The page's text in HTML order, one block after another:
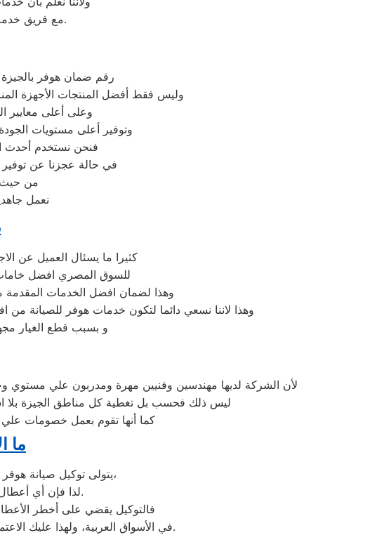
مع فريق خدمة العملاء لدينا على فروعنا هوفر المتوافر على موقعنا الالكتروني.
رقم ضمان هوفر
وليس فقط أفضل المنتجات الأجهزة
وعلى أعلى معايير
وتوفير أعلى مستويات
فنحن نستخدم أحدث
في حالة عجزنا عن توفير
من حيث
نعمل
كثيرا ما يسئال العميل عن
للسوق المصري افضل خامات
وهذا لضمان افضل الخدمات المقدمة
وهذا لاننا نسعي دائما لتكون خدمات هوفر للصيانة من
و بسبب قطع الغيار
لأن الشركة لديها مهندسين وفنيين مهرة ومدربون علي مستوي
ليس ذلك فحسب بل تغطية كل مناطق الجيزة بلا
كما أنها تقوم بعمل خصومات علي
ما
يتولى توكيل صيانة هوفر خدمة تصليح جميع أعطال أجهزة هوفر من ثلاجات وغسالات وديب فريزرات،
لذا فإن أي أعطال ستواجهك في جهازك سيتغلب توكيل هوفر عليها بأعلى جودة ممكنة.
فالتوكيل يقضي على أخطر
في الأسواق العربية، ولهذا عليكعند مواجهة أي مشكلة في أجهزتك ليقدم لك الصيانة المتكافئة.